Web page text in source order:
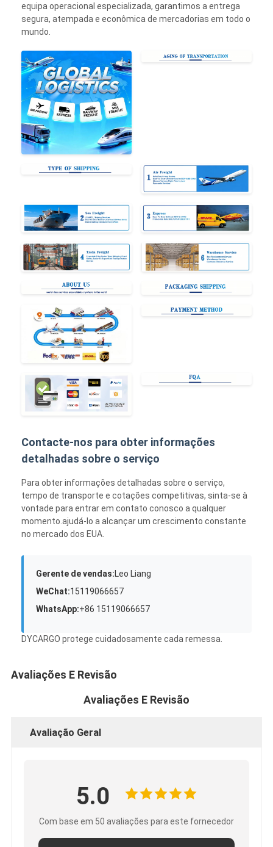
equipa operacional especializada, garantimos a entrega
segura, atempada e econômica de mercadorias em todo o
mundo.
Contacte-nos para obter informações
detalhadas sobre o serviço
Para obter informações detalhadas sobre o serviço,
tempo de transporte e cotações competitivas, sinta-se à
vontade para entrar em contato conosco a qualquer
momento.ajudá-lo a alcançar um crescimento constante
no mercado dos EUA.
Gerente de vendas:Leo Liang
WeChat:15119066657
WhatsApp:+86 15119066657
DYCARGO protege cuidadosamente cada remessa.
Avaliações E Revisão
Avaliações E Revisão
Avaliação Geral
5.0
Com base em 50 avaliações para este fornecedor